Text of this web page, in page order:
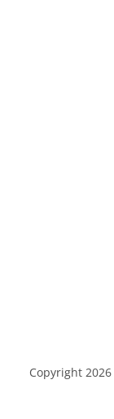
Copyright 2026